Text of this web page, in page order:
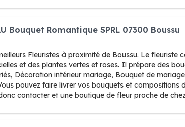
Bouquet Romantique SPRL 07300 Boussu
Fleuristes à proximité de Boussu. Le fleuriste
et des plantes vertes et roses. Il prépare des
Décoration intérieur mariage, Bouquet de
pouvez faire livrer vos bouquets et compositions
contacter et une boutique de fleur proche de